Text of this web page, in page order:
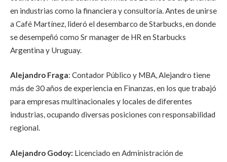
en industrias como la financiera y consultoría. Antes de unirse
a Café Martínez, lideró el desembarco de Starbucks, en donde
se desempeñó como Sr manager de HR en Starbucks
Argentina y Uruguay.
Alejandro Fraga: Contador Público y MBA, Alejandro tiene
más de 30 años de experiencia en Finanzas, en los que trabajó
para empresas multinacionales y locales de diferentes
industrias, ocupando diversas posiciones con responsabilidad
regional.
Alejandro Godoy: Licenciado en Administración de